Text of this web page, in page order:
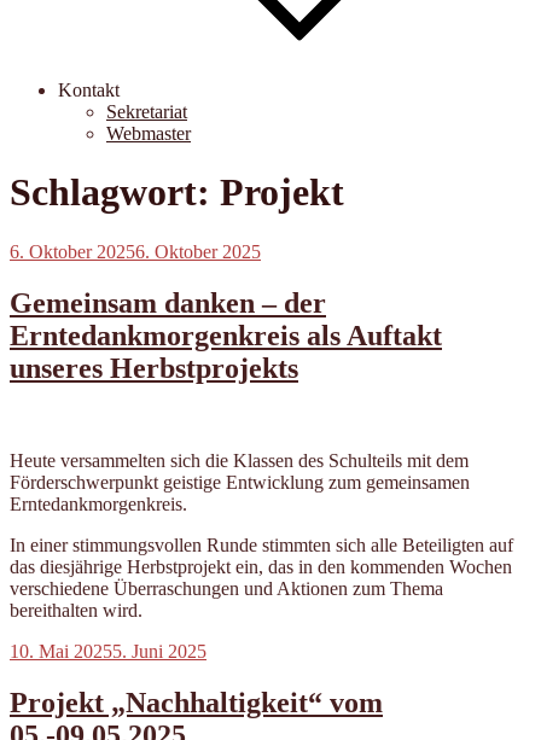
Kontakt
Sekretariat
Webmaster
Schlagwort: Projekt
Veröffentlicht
6. Oktober 20256. Oktober 2025
Gemeinsam danken – der
Erntedankmorgenkreis als Auftakt
unseres Herbstprojekts
Heute versammelten sich die Klassen des Schulteils mit dem
Förderschwerpunkt geistige Entwicklung zum gemeinsamen
Erntedankmorgenkreis.
In einer stimmungsvollen Runde stimmten sich alle Beteiligten auf
das diesjährige Herbstprojekt ein, das in den kommenden Wochen
verschiedene Überraschungen und Aktionen zum Thema
bereithalten wird.
Veröffentlicht
10. Mai 20255. Juni 2025
Projekt „Nachhaltigkeit“ vom